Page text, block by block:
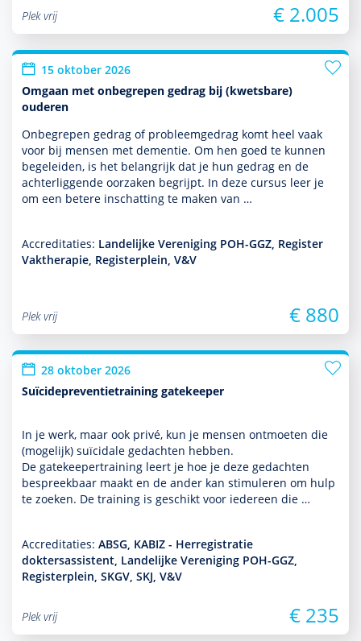
Plek vrij € 2.005
15 oktober 2026
Omgaan met onbegrepen gedrag bij (kwetsbare)
ouderen
Onbegrepen gedrag of probleemgedrag komt heel vaak
voor bij mensen met dementie. Om hen goed te kunnen
bege­leiden, is het belang­rijk dat je hun gedrag en de
achterliggende oorzaken begrijpt. In deze cursus leer je
om een betere inschatting te maken van …
Accreditaties: Landelijke Vereniging POH-GGZ, Register
Vaktherapie, Registerplein, V&V
Plek vrij € 880
28 oktober 2026
Suïcidepreventietraining gatekeeper
In je werk, maar ook privé, kun je mensen ontmoeten die
(moge­lijk) suïcidale gedachten hebben.
De gatekeepertraining leert je hoe je deze gedachten
bespreekbaar maakt en de ander kan stimuleren om hulp
te zoeken. De training is geschikt voor iedereen die …
Accreditaties: ABSG, KABIZ - Herregistratie
doktersassistent, Landelijke Vereniging POH-GGZ,
Registerplein, SKGV, SKJ, V&V
Plek vrij € 235